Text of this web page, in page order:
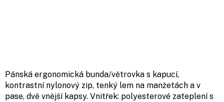
Pánská ergonomická bunda/větrovka s kapucí,
kontrastní nylonový zip, tenký lem na manžetách a v
pase, dvě vnější kapsy. Vnitřek: polyesterové zateplení s